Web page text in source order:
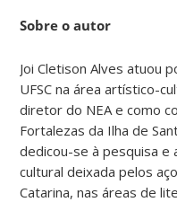
Sobre o autor
Joi Cletison Alves atuou
UFSC na área artístico-
diretor do NEA e como
Fortalezas da Ilha de
dedicou-se à pesquisa e
cultural deixada pelos
Catarina, nas áreas de